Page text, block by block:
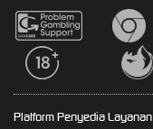
Platform Penyedia Layanan